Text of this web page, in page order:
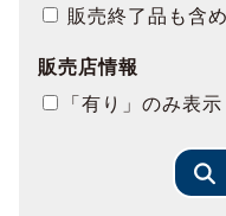
販売終了品も含
販売店情報
「有り」のみ表示